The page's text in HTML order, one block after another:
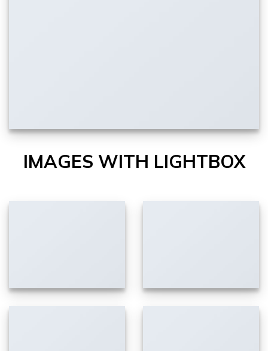
IMAGES WITH LIGHTBOX